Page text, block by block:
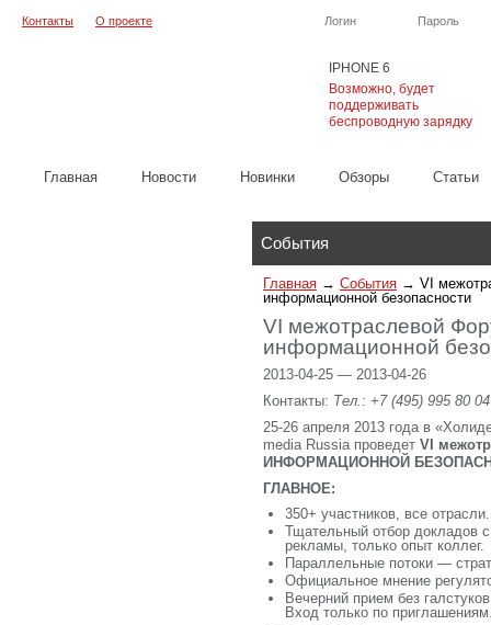
IPHONE 6
Возможно, будет
поддерживать
беспроводную зарядку
Логин Пароль
Контакты О проекте
Главная Новости Новинки Обзоры Cтатьи
События
Главная → События → VI
информационной безопасности
VI межотраслевой
информационной
2013-04-25 — 2013-04-26
Контакты: Тел.: +7 (495) 995 80 04
25-26 апреля 2013 года в
media Russia проведет VI
ИНФОРМАЦИОННОЙ
ГЛАВНОЕ:
350+ участников, все отрасли.
Тщательный отбор докладов
рекламы, только опыт коллег.
Параллельные потоки —
Официальное мнение
Вечерний прием без
Вход только по